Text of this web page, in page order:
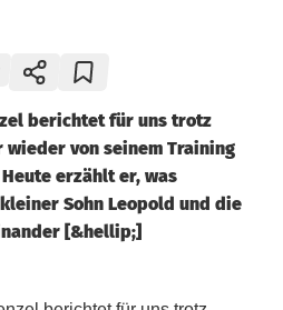
berichtet für uns trotz
von seinem Training
erzählt er, was
Sohn Leopold und die
[&hellip;]